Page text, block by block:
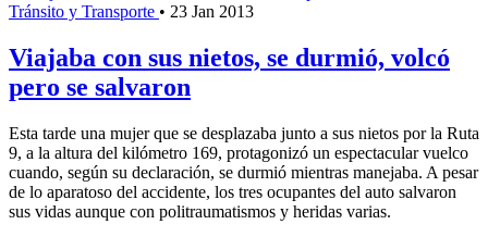
Tránsito y Transporte • 23 Jan 2013
Viajaba con sus nietos, se durmió, volcó
pero se salvaron
Esta tarde una mujer que se desplazaba junto a sus nietos por la Ruta
9, a la altura del kilómetro 169, protagonizó un espectacular vuelco
cuando, según su declaración, se durmió mientras manejaba. A pesar
de lo aparatoso del accidente, los tres ocupantes del auto salvaron
sus vidas aunque con politraumatismos y heridas varias.